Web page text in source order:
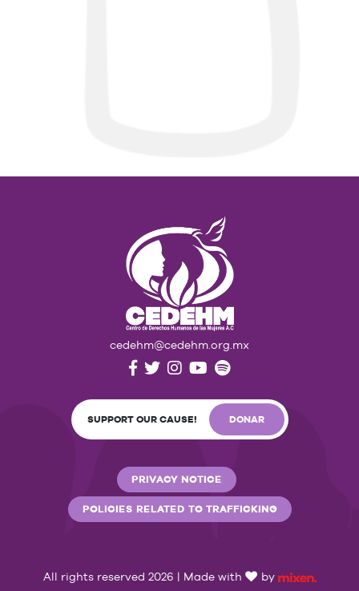
cedehm@cedehm.org.mx
SUPPORT OUR CAUSE! DONAR
PRIVACY NOTICE
POLICIES RELATED TO TRAFFICKING
All rights reserved 2026 | Made with by